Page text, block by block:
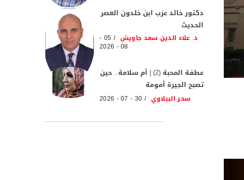
دكتور خالد عزب ابن خلدون العصر
الحديث
د. علاء الدين سعد جاويش 05 -
08 - 2026
عطفة المحبة (2) | أم سلامة.. حين
تصبح الجيرة أمومة
سحر الببلاوي 30 - 07 - 2026